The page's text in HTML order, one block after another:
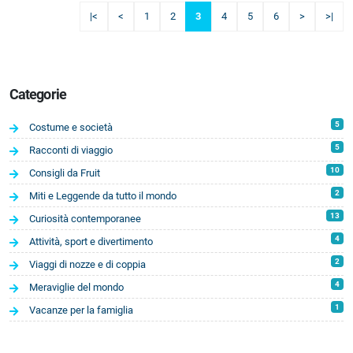
|< < 1 2 3 4 5 6 > >|
Categorie
Costume e società 5
Racconti di viaggio 5
Consigli da Fruit 10
Miti e Leggende da tutto il mondo 2
Curiosità contemporanee 13
Attività, sport e divertimento 4
Viaggi di nozze e di coppia 2
Meraviglie del mondo 4
Vacanze per la famiglia 1